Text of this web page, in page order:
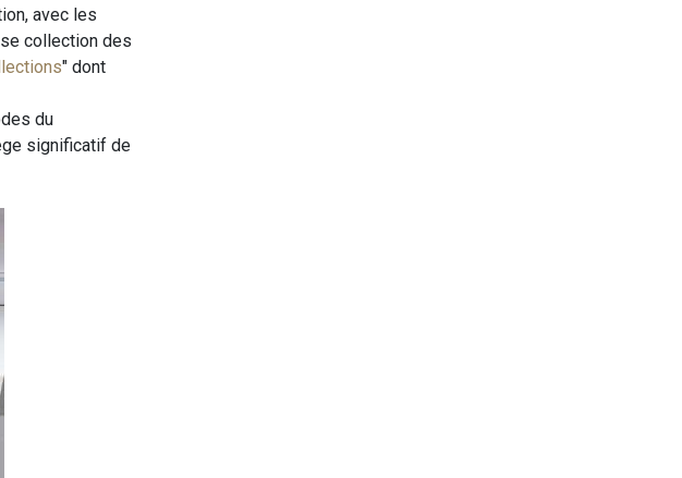
avec les
collection des
" dont
du
significatif de